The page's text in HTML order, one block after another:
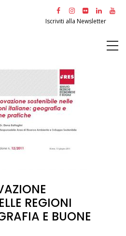
Iscriviti alla Newsletter
REGIONI
E BUONE